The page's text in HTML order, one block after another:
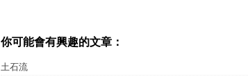
你可能會有興趣的文章：
土石流